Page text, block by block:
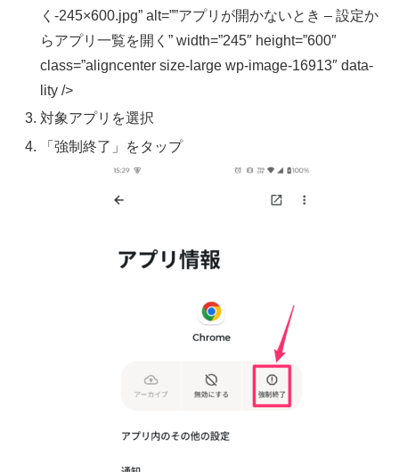
く-245×600.jpg” alt=””アプリが開かないとき – 設定か
らアプリ一覧を開く” width=”245″ height=”600″
class=”aligncenter size-large wp-image-16913″ data-
lity />
対象アプリを選択
「強制終了」をタップ